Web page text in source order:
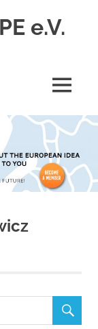
e.V.
MENÜ